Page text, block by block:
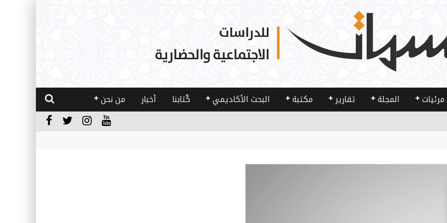
مرئيات المجلة تقارير مكتبة البحث الأكاديمي كُتابنا أخبار من نحن